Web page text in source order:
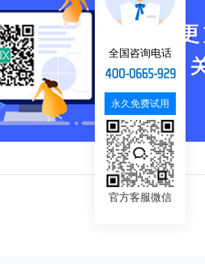
全国咨询电话
永久免费试用
官方客服微信